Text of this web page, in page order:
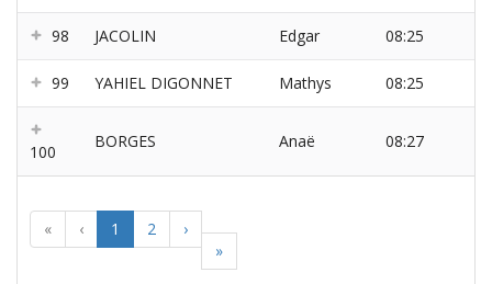
« ‹ 1 2
›
»
98 JACOLIN Edgar 08:25
99 YAHIEL DIGONNET Mathys 08:25
100
BORGES Anaë 08:27